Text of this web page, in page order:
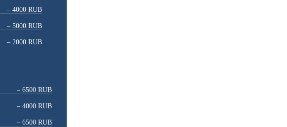
– 4000 RUB
– 5000 RUB
– 2000 RUB
– 6500 RUB
– 4000 RUB
– 6500 RUB